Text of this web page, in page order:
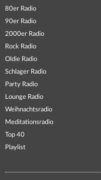
80er Radio
90er Radio
2000er Radio
Rock Radio
Oldie Radio
Schlager Radio
Party Radio
Lounge Radio
Weihnachtsradio
Meditationsradio
Top 40
Playlist